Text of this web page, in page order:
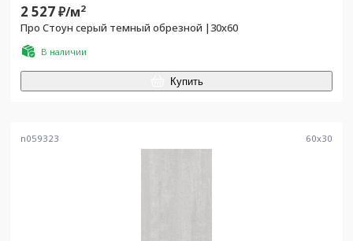
2 527₽/м2
Про Стоун серый темный обрезной |30х60
В наличии
Купить
n059323 60x30